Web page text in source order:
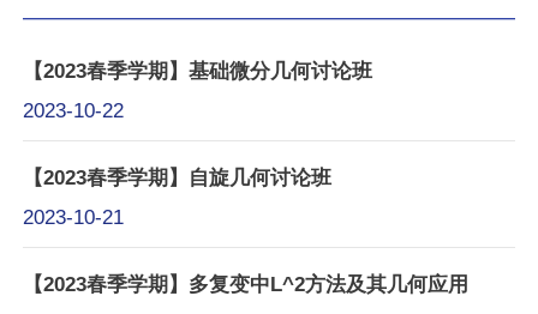
【2023春季学期】基础微分几何讨论班
2023-10-22
【2023春季学期】自旋几何讨论班
2023-10-21
【2023春季学期】多复变中L^2方法及其几何应用